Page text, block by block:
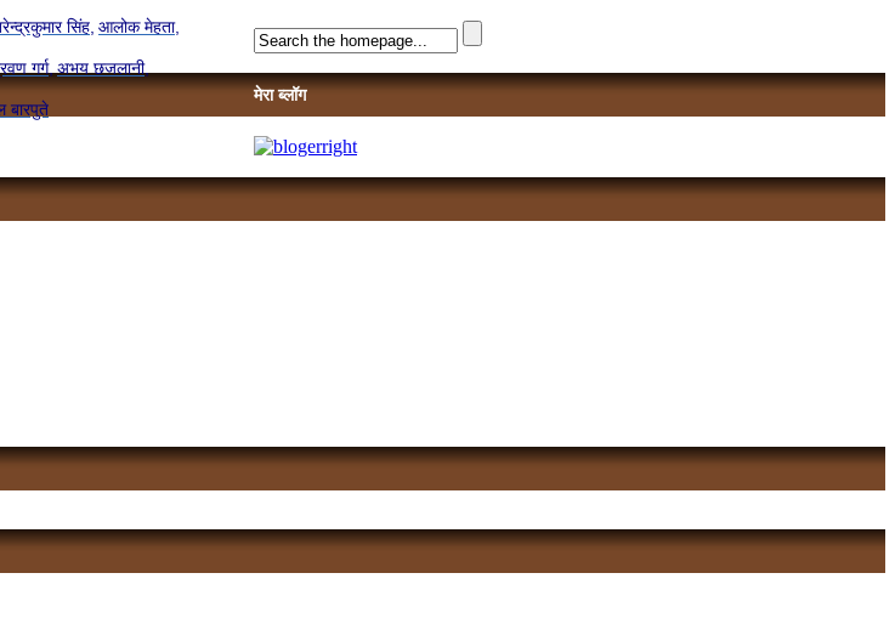
सिंह, आलोक मेहता,
गर्ग,अभय छजलानी,
बारपुते
मेरा ब्लॉग